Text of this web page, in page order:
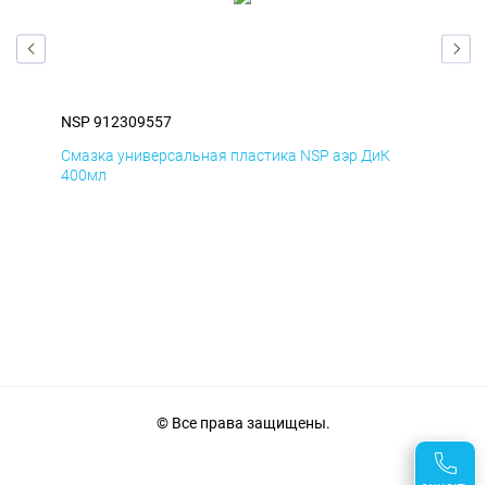
NSP 912309557
Смазка универсальная пластика NSP аэр ДиК
400мл
© Все права защищены.